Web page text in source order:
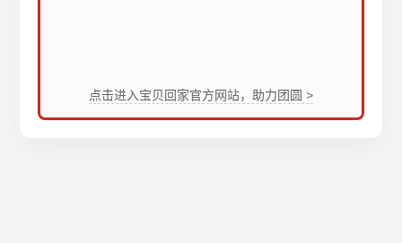
点击进入宝贝回家官方网站，助力团圆 >